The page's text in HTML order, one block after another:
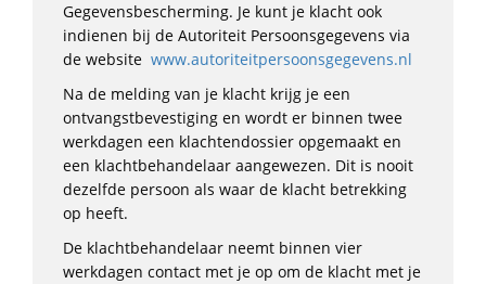
Gegevensbescherming. Je kunt je klacht ook
indienen bij de Autoriteit Persoonsgegevens via
de website www.autoriteitpersoonsgegevens.nl
Na de melding van je klacht krijg je een
ontvangstbevestiging en wordt er binnen twee
werkdagen een klachtendossier opgemaakt en
een klachtbehandelaar aangewezen. Dit is nooit
dezelfde persoon als waar de klacht betrekking
op heeft.
De klachtbehandelaar neemt binnen vier
werkdagen contact met je op om de klacht met je